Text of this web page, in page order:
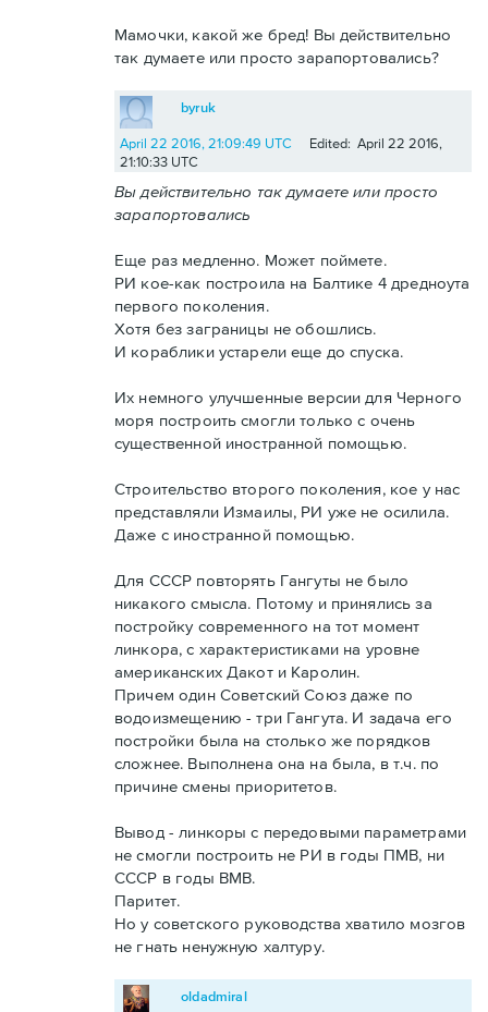
Мамочки, какой же бред! Вы действительно
так думаете или просто зарапортовались?
byruk
April 22 2016, 21:09:49 UTC
Edited: April 22 2016,
21:10:33 UTC
Вы действительно так думаете или просто
зарапортовались
Еще раз медленно. Может поймете.
РИ кое-как построила на Балтике 4 дредноута
первого поколения.
Хотя без заграницы не обошлись.
И кораблики устарели еще до спуска.
Их немного улучшенные версии для Черного
моря построить смогли только с очень
существенной иностранной помощью.
Строительство второго поколения, кое у нас
представляли Измаилы, РИ уже не осилила.
Даже с иностранной помощью.
Для СССР повторять Гангуты не было
никакого смысла. Потому и принялись за
постройку современного на тот момент
линкора, с характеристиками на уровне
американских Дакот и Каролин.
Причем один Советский Союз даже по
водоизмещению - три Гангута. И задача его
постройки была на столько же порядков
сложнее. Выполнена она на была, в т.ч. по
причине смены приоритетов.
Вывод - линкоры с передовыми параметрами
не смогли построить не РИ в годы ПМВ, ни
СССР в годы ВМВ.
Паритет.
Но у советского руководства хватило мозгов
не гнать ненужную халтуру.
oldadmiral